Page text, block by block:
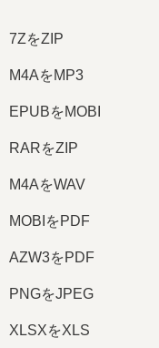
7ZをZIP
M4AをMP3
EPUBをMOBI
RARをZIP
M4AをWAV
MOBIをPDF
AZW3をPDF
PNGをJPEG
XLSXをXLS